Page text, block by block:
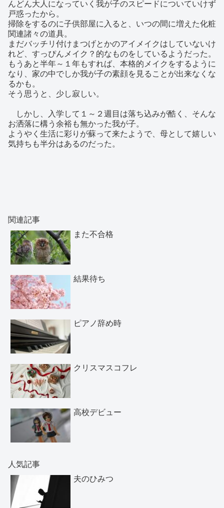
んどん大人になっていく我が子のスピードについていけず
戸惑ったから。
掃除をするのに子供部屋に入ると、いつの間に増えた化粧
関連諸々の道具。
まだバッチリ付けまつげとかのアイメイクはしていないけ
れど、すっぴんメイク？的なものをしているようだった。
もうあと半年～１年もすれば、本格的メイクをするように
なり、家の中でしか我が子の素顔を見ることが出来なくな
るかも。
そう思うと、少し寂しい。
しかし、入学して１～２週目は落ち込みが酷く、そんな
お洒落に構う余裕も無かった我が子。
ようやく生活に彩りが蘇って来たようで、母として嬉しい
気持ちも半分はあるのだった。
関連記事
また不合格
結果待ち
ピアノ辞め時
クリスマスコフレ
高校デビュー
人気記事
夫のひみつ